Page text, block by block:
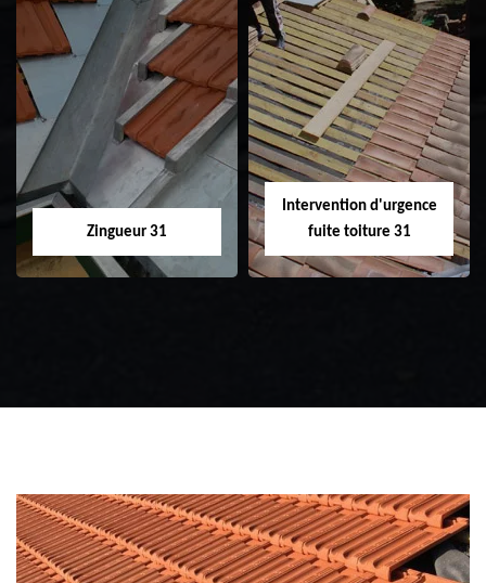
Etanchéité toiture
31
Réparation de
toiture 31
Zingueur 31
Intervention d'urgence
fuite toiture 31